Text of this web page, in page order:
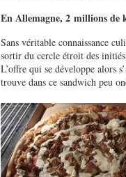
En Allemagne, 2 millions de
Sans véritable connaissance
sortir du cercle étroit des
L’offre qui se développe alors
trouve dans ce sandwich peu